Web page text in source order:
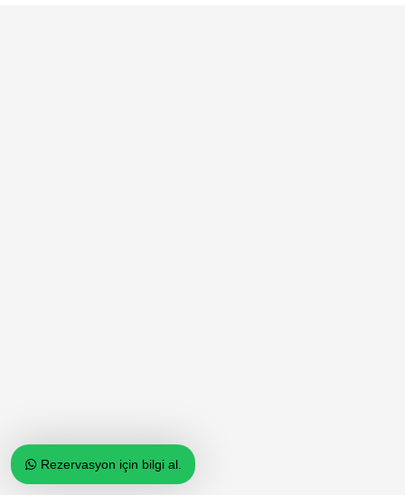
Rezervasyon için bilgi al.